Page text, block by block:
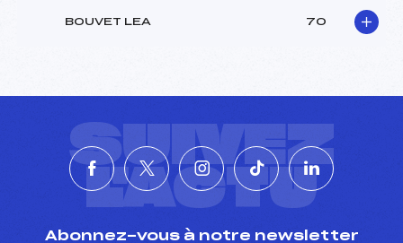
BOUVET LEA 70
SUIVEZ
L'ACTU
Abonnez-vous à notre newsletter